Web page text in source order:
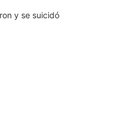
y se suicidó